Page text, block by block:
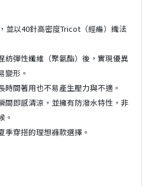
並以40針高密度Tricot（經編）織法
紡彈性纖維（聚氨酯）後，實現優異
變形。
時間著用也不易產生壓力與不適。
間即感清涼，並擁有防潑水特性，非
。
季穿搭的理想褲款選擇。